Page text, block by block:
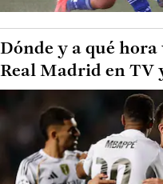
Dónde y a qué hora
Real Madrid en TV